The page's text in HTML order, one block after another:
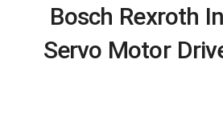
Bosch Rexroth
Servo Motor